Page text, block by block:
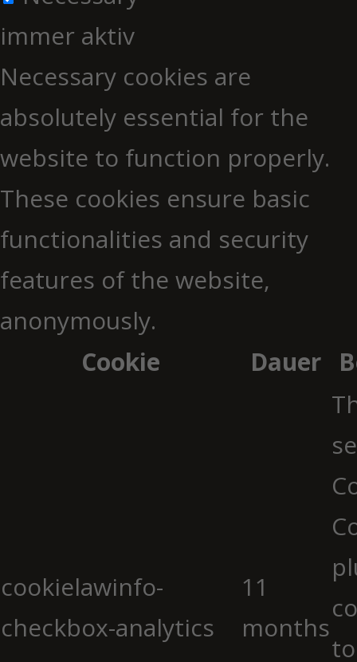
immer aktiv
Necessary cookies are
absolutely essential for the
website to function properly.
These cookies ensure basic
functionalities and security
features of the website,
anonymously.
Cookie
Dauer
cookielawinfo-
checkbox-analytics
11
months